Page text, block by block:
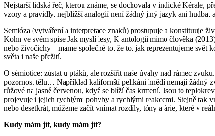
Nejstarší lidská řeč, kterou známe, se dochovala v indické Kérale,
vzory a pravidly, nejbližší analogií není žádný jiný jazyk ani hudba,
Semióza (vytváření a interpretace znaků) prostupuje a konstituuje
Kohn ve svém spise Jak myslí lesy, K antologii mimo člověka
nebo živočichy – máme společné to, že to, jak reprezentujeme svět
světa i naše přežití.
O sémiotice: zůstat u ptáků, ale rozšířit naše úvahy nad rámec
pozornost tělu… Například kalifornští pelikáni hnědí nemají žádný
růžové na jasně červenou, když se blíží čas krmení. Jsou to
projevuje i jejich rychlými pohyby a rychlými reakcemi. Stejně tak
nebo desetkrát, můžeme začít vnímat rozdíly, tóny a árie, které v
Kudy mám jít, kudy mám jít?